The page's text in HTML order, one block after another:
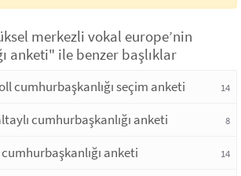
merkezli vokal europe’nin
anketi" ile benzer başlıklar
cumhurbaşkanlığı seçim anketi 14
cumhurbaşkanlığı anketi 8
anketi 14